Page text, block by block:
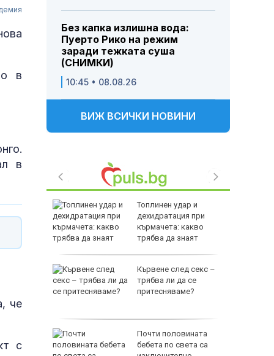
в
в
че
с
Без капка излишна вода:
Пуерто Рико на режим
заради тежката суша
(СНИМКИ)
10:45 • 08.08.26
ВИЖ ВСИЧКИ НОВИНИ
в
край в
Банско:
Топлинен удар и
дехидратация при
кърмачета: какво
трябва да знаят
Кървене след секс –
трябва ли да се
притесняваме?
Почти половината
бебета по света са